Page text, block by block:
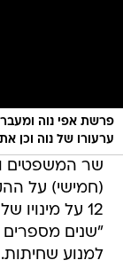
פרשת אפי נוה
ערעורו של נוה וכן
שר המשפטים
(חמישי) על
12 על
"שנים
למנוע